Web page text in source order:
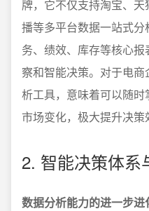
牌，它不仅支持淘宝、
播等多平台数据一站式
务、绩效、库存等核心
察和智能决策。对于电
析工具，意味着可以随
市场变化，极大提升决策
2. 智能决策体系
数据分析能力的进一步